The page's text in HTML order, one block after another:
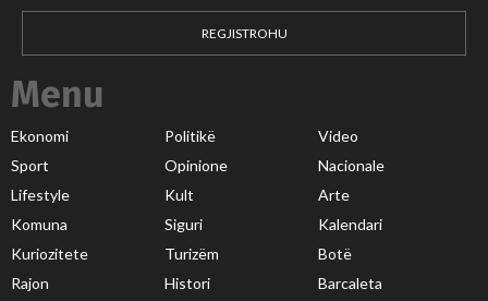
REGJISTROHU
Menu
Ekonomi Politikë
Video
Sport
Opinione
Nacionale
Lifestyle
Kult
Arte
Komuna
Siguri
Kalendari
Kuriozitete
Turizëm
Botë
Rajon
Histori
Barcaleta